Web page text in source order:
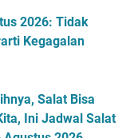
2026: Tidak
Kegagalan
Salat Bisa
Ini Jadwal Salat